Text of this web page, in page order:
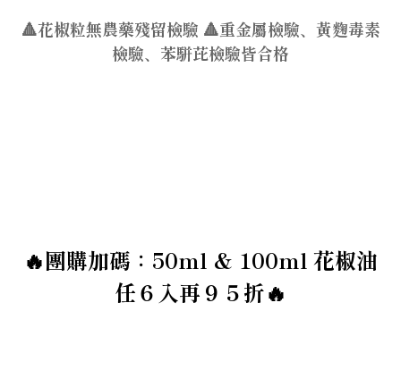
🔺花椒粒無農藥殘留檢驗 🔺重金屬檢驗、黃麴毒素
檢驗、苯駢芘檢驗皆合格
🔥團購加碼：50ml & 100ml 花椒油
任６入再９５折🔥